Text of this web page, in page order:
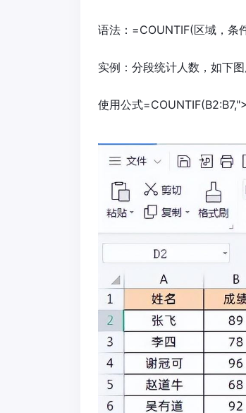
语法：=COUNTIF(区域，条
实例：分段统计人数，如下
使用公式